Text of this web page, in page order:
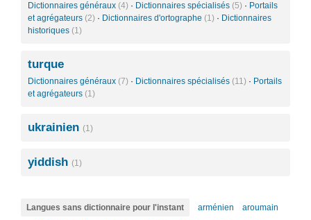
Dictionnaires généraux (4) · Dictionnaires spécialisés (5) · Portails
et agrégateurs (2) · Dictionnaires d'ortographe (1) · Dictionnaires
historiques (1)
turque
Dictionnaires généraux (7) · Dictionnaires spécialisés (11) · Portails
et agrégateurs (1)
ukrainien (1)
yiddish (1)
Langues sans dictionnaire pour l'instant arménien aroumain